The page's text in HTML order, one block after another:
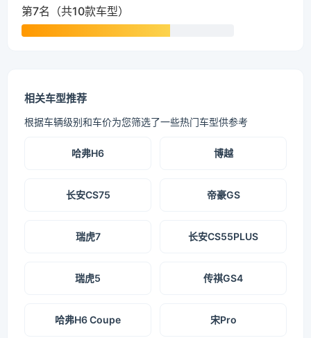
第7名（共10款车型）
相关车型推荐
根据车辆级别和车价为您筛选了一些热门车型供参考
哈弗H6 博越
长安CS75 帝豪GS
瑞虎7 长安CS55PLUS
瑞虎5 传祺GS4
哈弗H6 Coupe 宋Pro